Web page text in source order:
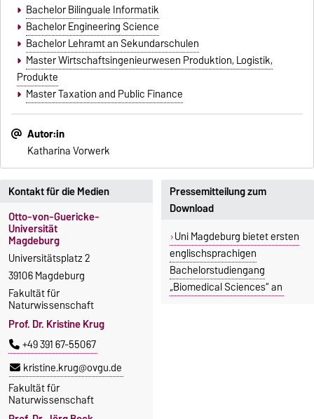
Bachelor Bilinguale Informatik
Bachelor Engineering Science
Bachelor Lehramt an Sekundarschulen
Master Wirtschaftsingenieurwesen Produktion, Logistik,
Produkte
Master Taxation and Public Finance
Autor:in
Katharina Vorwerk
Kontakt für die Medien
Otto-von-Guericke-
Universität
Magdeburg
Universitätsplatz 2
39106 Magdeburg
Fakultät für
Naturwissenschaft
Prof. Dr. Kristine Krug
+49 391 67-55067
kristine.krug@ovgu.de
Fakultät für
Naturwissenschaft
Pressemitteilung zum
Download
Uni Magdeburg bietet ersten
englischsprachigen
Bachelorstudiengang
„Biomedical Sciences“ an